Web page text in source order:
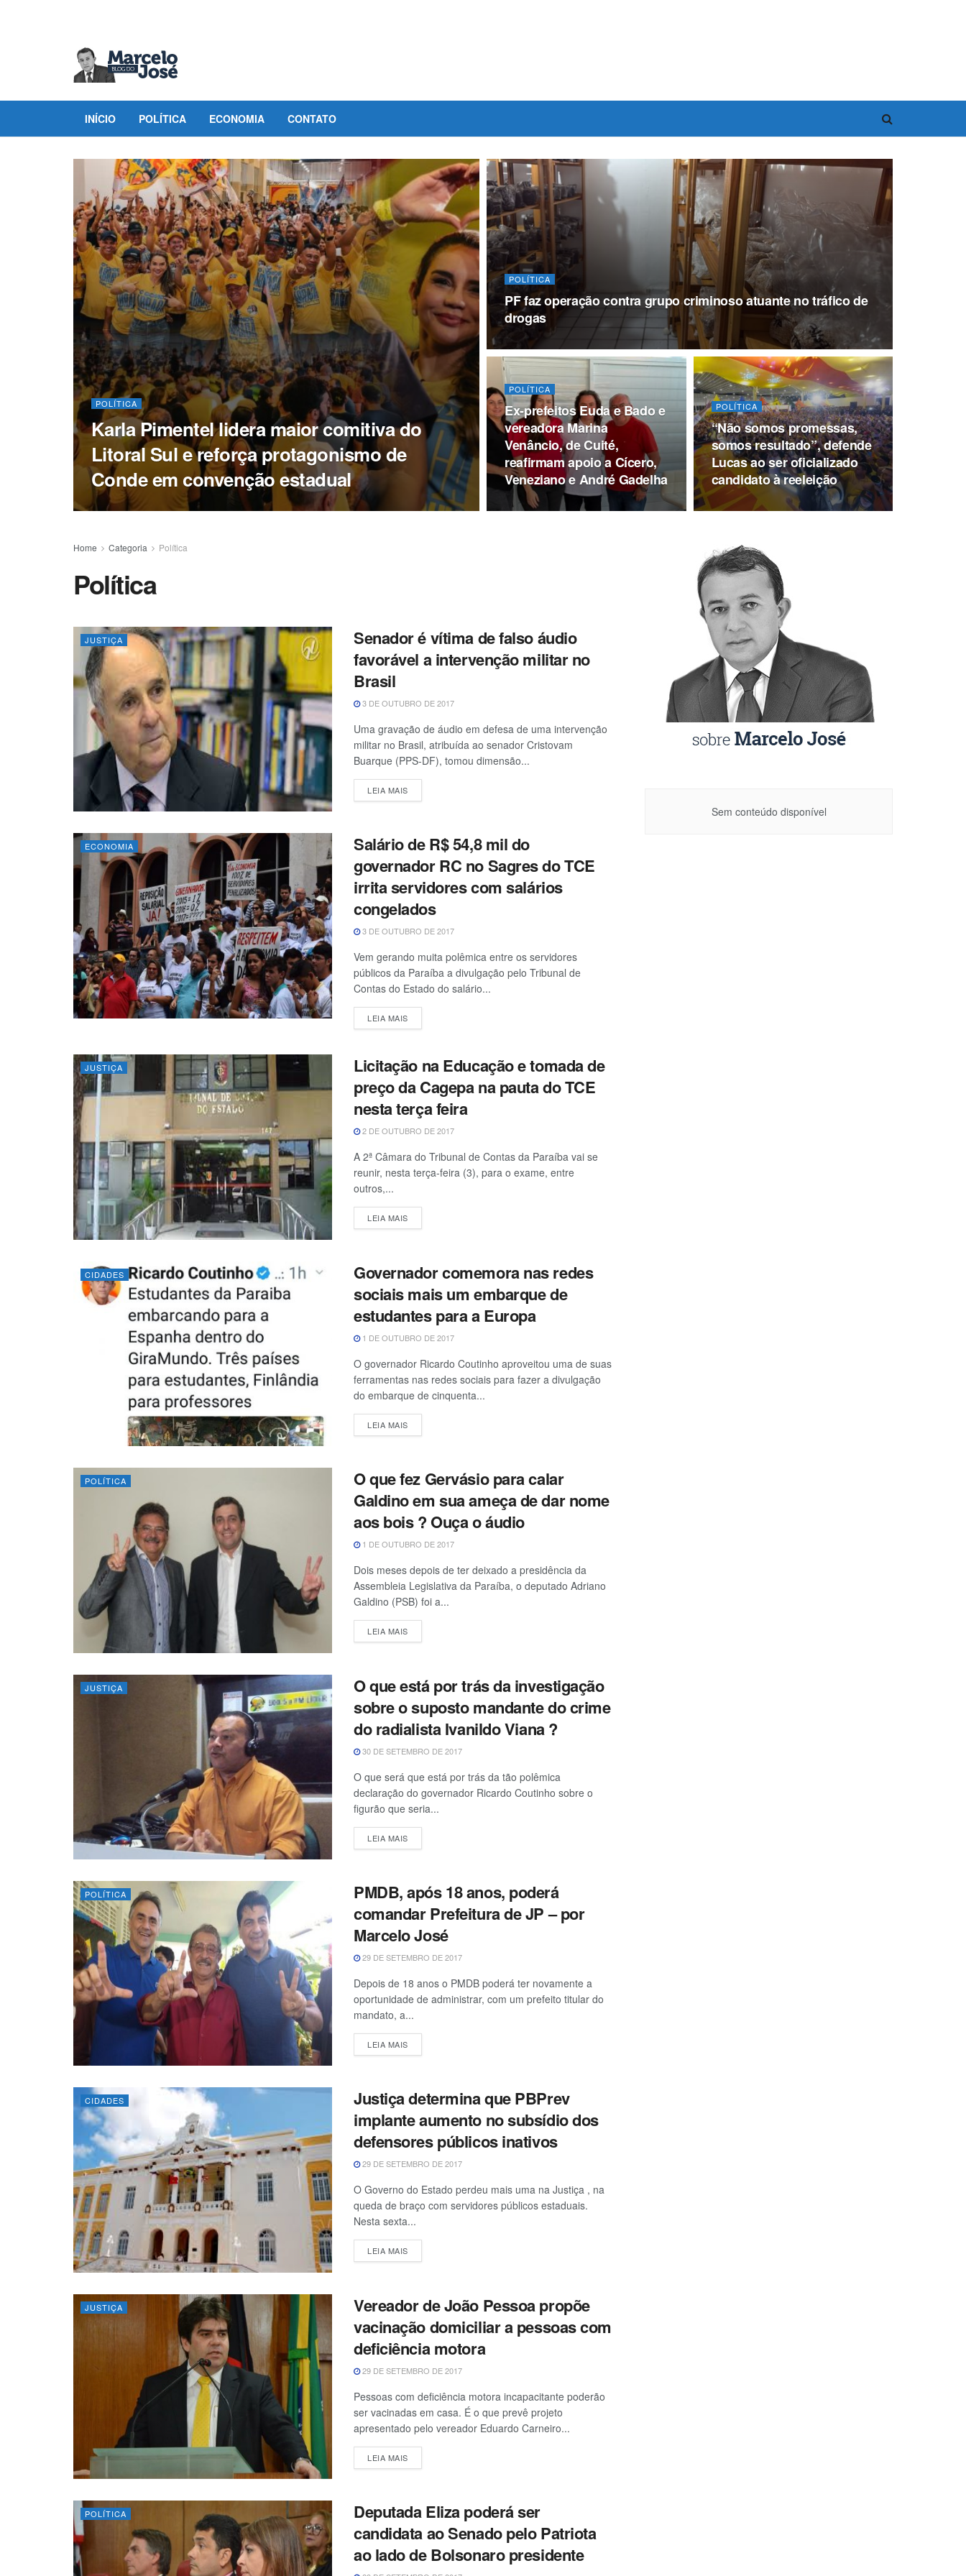
INÍCIO POLÍTICA ECONOMIA CONTATO
POLÍTICA
Karla Pimentel lidera maior comitiva do
Litoral Sul e reforça protagonismo de
Conde em convenção estadual
POLÍTICA
PF faz operação contra grupo criminoso atuante no tráfico de
drogas
POLÍTICA
Ex-prefeitos Euda e Bado e
vereadora Marina
Venâncio, de Cuité,
reafirmam apoio a Cícero,
Veneziano e André Gadelha
POLÍTICA
“Não somos promessas,
somos resultado”, defende
Lucas ao ser oficializado
candidato à reeleição
Home Categoria Política
Política
JUSTIÇA
Senador é vítima de falso áudio
favorável a intervenção militar no
Brasil
3 DE OUTUBRO DE 2017
Uma gravação de áudio em defesa de uma intervenção
militar no Brasil, atribuída ao senador Cristovam
Buarque (PPS-DF), tomou dimensão...
LEIA MAIS
ECONOMIA
Salário de R$ 54,8 mil do
governador RC no Sagres do TCE
irrita servidores com salários
congelados
3 DE OUTUBRO DE 2017
Vem gerando muita polêmica entre os servidores
públicos da Paraíba a divulgação pelo Tribunal de
Contas do Estado do salário...
LEIA MAIS
JUSTIÇA
Licitação na Educação e tomada de
preço da Cagepa na pauta do TCE
nesta terça feira
2 DE OUTUBRO DE 2017
A 2ª Câmara do Tribunal de Contas da Paraíba vai se
reunir, nesta terça-feira (3), para o exame, entre
outros,...
LEIA MAIS
CIDADES
Governador comemora nas redes
sociais mais um embarque de
estudantes para a Europa
1 DE OUTUBRO DE 2017
O governador Ricardo Coutinho aproveitou uma de suas
ferramentas nas redes sociais para fazer a divulgação
do embarque de cinquenta...
LEIA MAIS
POLÍTICA
O que fez Gervásio para calar
Galdino em sua ameça de dar nome
aos bois ? Ouça o áudio
1 DE OUTUBRO DE 2017
Dois meses depois de ter deixado a presidência da
Assembleia Legislativa da Paraíba, o deputado Adriano
Galdino (PSB) foi a...
LEIA MAIS
JUSTIÇA
O que está por trás da investigação
sobre o suposto mandante do crime
do radialista Ivanildo Viana ?
30 DE SETEMBRO DE 2017
O que será que está por trás da tão polêmica
declaração do governador Ricardo Coutinho sobre o
figurão que seria...
LEIA MAIS
POLÍTICA
PMDB, após 18 anos, poderá
comandar Prefeitura de JP – por
Marcelo José
29 DE SETEMBRO DE 2017
Depois de 18 anos o PMDB poderá ter novamente a
oportunidade de administrar, com um prefeito titular do
mandato, a...
LEIA MAIS
CIDADES
Justiça determina que PBPrev
implante aumento no subsídio dos
defensores públicos inativos
29 DE SETEMBRO DE 2017
O Governo do Estado perdeu mais uma na Justiça , na
queda de braço com servidores públicos estaduais.
Nesta sexta...
LEIA MAIS
JUSTIÇA
Vereador de João Pessoa propõe
vacinação domiciliar a pessoas com
deficiência motora
29 DE SETEMBRO DE 2017
Pessoas com deficiência motora incapacitante poderão
ser vacinadas em casa. É o que prevê projeto
apresentado pelo vereador Eduardo Carneiro...
LEIA MAIS
POLÍTICA
Deputada Eliza poderá ser
candidata ao Senado pelo Patriota
ao lado de Bolsonaro presidente
Sem conteúdo disponível